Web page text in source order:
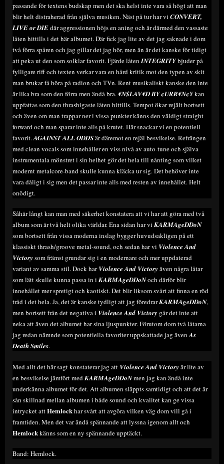
passande för textens budskap men det ska helst inte vara så högt att man
blir helt distraherad från själva musiken. Näst på tur har vi CONVERT,
LIVE or DIEdär aggressionen höjs en aning och är därmed den vassaste
låten hittills i det här albumet. Där fick jag lite av det jag saknade i dom
två förra spåren och jag gillar det jag hör, men än är det kanske för tidigt
att peka ut den som solklar favorit. Fjärde låtenINTEGRITYbjuder på
fylligare riff och texten verkar vara en hård kritik mot den typen av skit
man brukar få höra på radion och TVn. Rent musikaliskt kanske den inte
är lika bra som den förra men ändå bra. €N$LAV€D B¥ ¢URR€N¢¥kan
uppfattas som den thrashigaste låten hittills. Tempot ökar rejält bortsett
och även om man trappar ner i vissa punkter känns den väldigt straight
forward och man sparar inte alls på krutet. Här snackar vi en potentiell
favorit.AGAINST ALL ODDSär däremot en rejäl besvikelse. Refrängen
med clean vocals som innehåller en viss nivå av auto-tune och själva
instrumentala mönstret i sin helhet gör det hela till nånting som vilket
modernt metalcore-band skulle kunna kläcka ur sig. Det behöver inte
vara dåligt i sig men det passar inte alls med resten av innehållet. Helt
onödigt.
Såhär långt kan man med säkerhet konstatera att vi har att göra med två
album som är två helt olika världar. Ena sidan har viKARMAgeDDoN
som bortsett från vissa moderna inslag bygger huvudsakligen på ett
klassiskt thrash/groove metal-sound, och sedan har vi Violence And
Victory som främst grundar sig i en modernare och mer uppdaterad
variant av samma stil. Dock harViolence And Victory även några låtar
som lätt skulle kunna passa in iKARMAgeDDoNoch därför blir
innehållet mer spretigt och kaotiskt. Det blir liksom svårt att finna en röd
tråd i det hela. Ja, det är kanske tydligt att jag föredrarKARMAgeDDoN,
men bortsett från det negativa i Violence And Victory går det inte att
neka att även det albumet har sina ljuspunkter. Förutom dom två låtarna
jag redan nämnde som potentiella favoriter uppskattade jag ävenAs
Death Smiles.
Med allt det här sagt konstaterar jag att Violence And Victory är lite av
en besvikelse jämfört medKARMAgeDDoNmen jag kan ändå inte
underkänna albumet för det. Att albumen släppts samtidigt och att det är
sån skillnad mellan albumen i både sound och kvalitet kan ge vissa
intrycket attHemlockhar svårt att avgöra vilken väg dom vill gå i
framtiden. Men det var ändå spännande att lyssna igenom allt och
Hemlockkänns som en ny spännande upptäckt.
Band: Hemlock.